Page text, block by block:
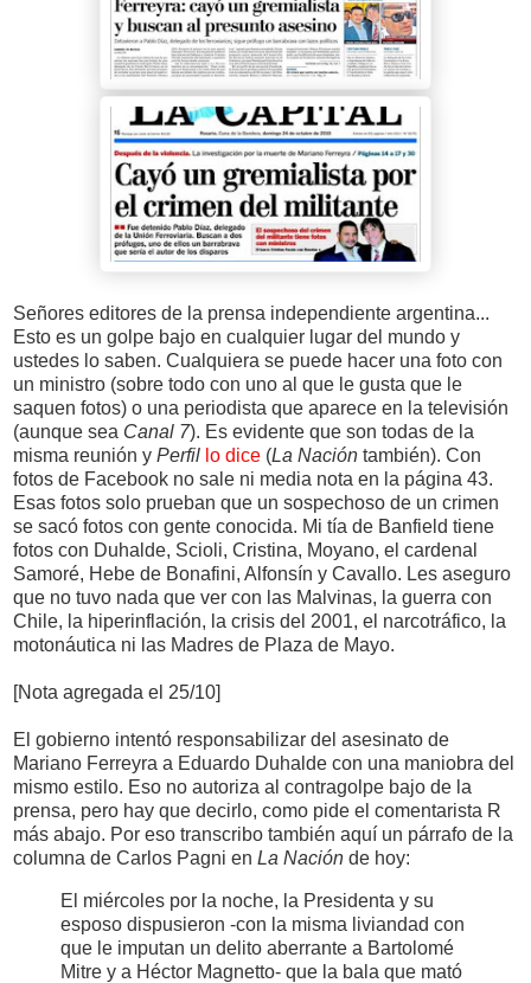
Señores editores de la prensa independiente argentina...
Esto es un golpe bajo en cualquier lugar del mundo y
ustedes lo saben. Cualquiera se puede hacer una foto con
un ministro (sobre todo con uno al que le gusta que le
saquen fotos) o una periodista que aparece en la televisión
(aunque sea Canal 7). Es evidente que son todas de la
misma reunión y Perfil lo dice (La Nación también). Con
fotos de Facebook no sale ni media nota en la página 43.
Esas fotos solo prueban que un sospechoso de un crimen
se sacó fotos con gente conocida. Mi tía de Banfield tiene
fotos con Duhalde, Scioli, Cristina, Moyano, el cardenal
Samoré, Hebe de Bonafini, Alfonsín y Cavallo. Les aseguro
que no tuvo nada que ver con las Malvinas, la guerra con
Chile, la hiperinflación, la crisis del 2001, el narcotráfico, la
motonáutica ni las Madres de Plaza de Mayo.
[Nota agregada el 25/10]
El gobierno intentó responsabilizar del asesinato de
Mariano Ferreyra a Eduardo Duhalde con una maniobra del
mismo estilo. Eso no autoriza al contragolpe bajo de la
prensa, pero hay que decirlo, como pide el comentarista R
más abajo. Por eso transcribo también aquí un párrafo de la
columna de Carlos Pagni en La Nación de hoy:
El miércoles por la noche, la Presidenta y su
esposo dispusieron -con la misma liviandad con
que le imputan un delito aberrante a Bartolomé
Mitre y a Héctor Magnetto- que la bala que mató